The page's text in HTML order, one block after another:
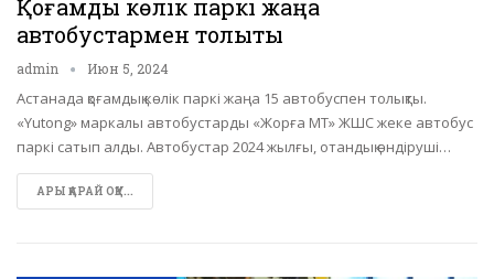
Қоғамдық көлік паркі жаңа
автобустармен толықты
admin Июн 5, 2024
Астанада қоғамдық көлік паркі жаңа 15 автобуспен толықты.
«Yutong» маркалы автобустарды «Жорға МТ» ЖШС жеке автобус
паркі сатып алды. Автобустар 2024 жылғы, отандық өндіруші…
АРЫ ҚАРАЙ ОҚУ...